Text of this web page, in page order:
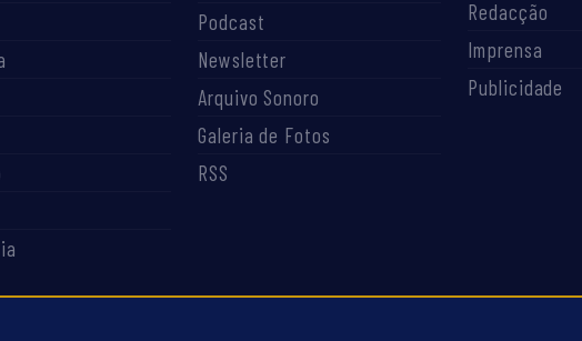
Podcast
Newsletter
Arquivo Sonoro
Galeria de Fotos
RSS
Redacção
Imprensa
Publicidade